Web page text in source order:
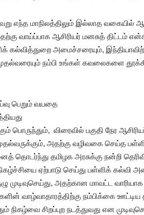
எந்த மாநிலத்திலும் இல்லாத
வாய்ப்பாக ஆசிரியர் மனசுத் திட்டம்
கல்வித்துறை அமைச்சரையும்,
முதல்வரையும் நம்பி உங்கள் கவலைகளை
பெறும் வயதை
பொருந்தும், விரைவில் பகுதி நேர
அதற்கு வழிவகை செய்த
தொடர்ந்து தமிழக அரசுக்கு நன்றி
ஏற்பாடு செய்து பள்ளிக் கல்வி
முடிவுசெய்து, அதற்கான மாவட்ட
வாழ்வாதாரத்திற்கு நம்பிக்கை
நிகழ்வை சிறப்புற நடத்துவது என